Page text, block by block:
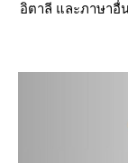
อิตาลี และภาษาอื่